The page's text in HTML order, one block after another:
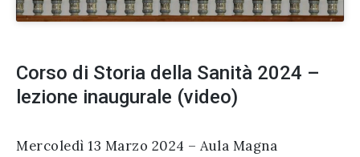
Corso di Storia della Sanità 2024 –
lezione inaugurale (video)
Mercoledì 13 Marzo 2024 – Aula Magna